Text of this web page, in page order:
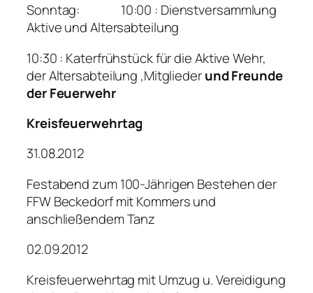
Sonntag: 10:00 : Dienstversammlung
Aktive und Altersabteilung
10:30 : Katerfrühstück für die Aktive Wehr,
der Altersabteilung ,Mitgliederund Freunde
der Feuerwehr
Kreisfeuerwehrtag
31.08.2012
Festabend zum 100-Jährigen Bestehen der
FFW Beckedorf mit Kommers und
anschließendem Tanz
02.09.2012
Kreisfeuerwehrtag mit Umzug u. Vereidigung